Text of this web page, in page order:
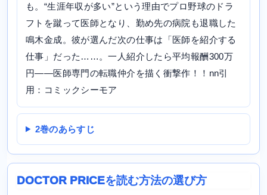
も。“生涯年収が多い”という理由でプロ野球のドラ
フトを蹴って医師となり、勤め先の病院も退職した
鳴木金成。彼が選んだ次の仕事は「医師を紹介する
仕事」だった……。一人紹介したら平均報酬300万
円――医師専門の転職仲介を描く衝撃作！！nn引
用：コミックシーモア
2巻のあらすじ
DOCTOR PRICEを読む方法の選び方